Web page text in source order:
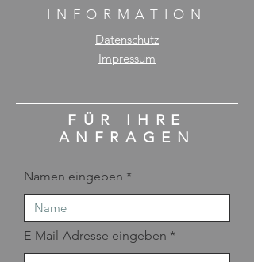
INFORMATION
Datenschutz
Impressum
FÜR IHRE
ANFRAGEN
Namen eingeben
E-Mail-Adresse eingeben